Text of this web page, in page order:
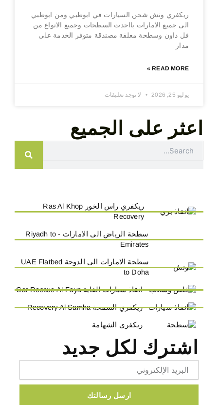
ريكفري ونش شحن السيارات في ابوظبي ومن ابوظبي
الى جميع الامارات بااحدث السطحات وجميع الانواع من
فل داون وسطحة مغلقة مصندقة متوفر الخدمة على
مدار
READ MORE »
يوليو 25, 2026 لا توجد تعليقات
اعثر على الجميع
ريكفري راس الخور Ras Al Khop
Recovery
سطحة الرياض الى الامارات - Riyadh to
Emirates
سطحة الامارات الى الدوحة UAE Flatbed
to Doha
انقاذ سيارات الفاية Car Rescue Al-Faya
ريكفري السمحة Recovery Al Samha
ريكفري الشهامة
اشترك لكل جديد
ارسل رسالتك